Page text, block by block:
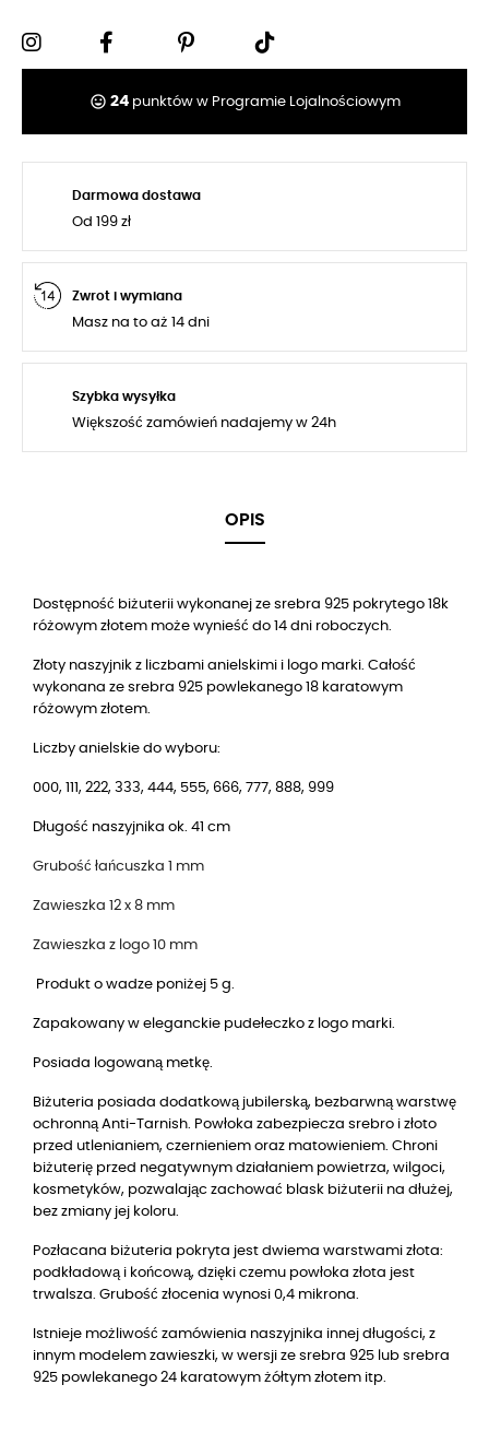
tag_faces 24punktów w Programie Lojalnościowym
Darmowa dostawa
Od 199 zł
Zwrot i wymiana
Masz na to aż 14 dni
Szybka wysyłka
Większość zamówień nadajemy w 24h
OPIS
Dostępność biżuterii wykonanej ze srebra 925 pokrytego 18k
różowym złotem może wynieść do 14 dni roboczych.
Złoty naszyjnik z liczbami anielskimi i logo marki. Całość
wykonana ze srebra 925 powlekanego 18 karatowym
różowym złotem.
Liczby anielskie do wyboru:
000, 111, 222, 333, 444, 555, 666, 777, 888, 999
Długość naszyjnika ok. 41 cm
Grubość łańcuszka 1 mm
Zawieszka 12 x 8 mm
Zawieszka z logo 10 mm
Produkt o wadze poniżej 5 g.
Zapakowany w eleganckie pudełeczko z logo marki.
Posiada logowaną metkę.
Biżuteria posiada dodatkową jubilerską, bezbarwną warstwę
ochronną Anti-Tarnish. Powłoka zabezpiecza srebro i złoto
przed utlenianiem, czernieniem oraz matowieniem. Chroni
biżuterię przed negatywnym działaniem powietrza, wilgoci,
kosmetyków, pozwalając zachować blask biżuterii na dłużej,
bez zmiany jej koloru.
Pozłacana biżuteria pokryta jest dwiema warstwami złota:
podkładową i końcową, dzięki czemu powłoka złota jest
trwalsza. Grubość złocenia wynosi 0,4 mikrona.
Istnieje możliwość zamówienia naszyjnika innej długości, z
innym modelem zawieszki, w wersji ze srebra 925 lub srebra
925 powlekanego 24 karatowym żółtym złotem itp.